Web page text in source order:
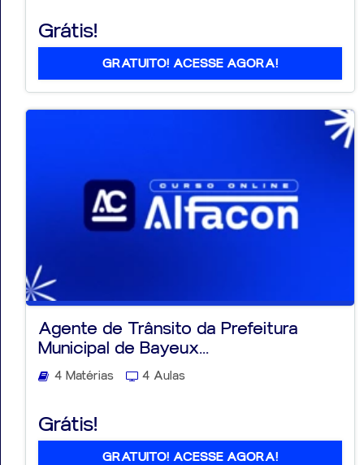
Grátis!
GRATUITO! ACESSE AGORA!
Agente de Trânsito da Prefeitura
Municipal de Bayeux...
4 Matérias 4 Aulas
Grátis!
GRATUITO! ACESSE AGORA!